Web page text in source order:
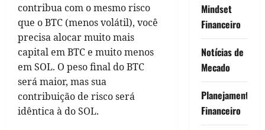
contribua com o mesmo risco
que o BTC (menos volátil), você
precisa alocar muito mais
capital em BTC e muito menos
em SOL. O peso final do BTC
será maior, mas sua
contribuição de risco será
idêntica à do SOL.
Mindset
Financeiro
Notícias de
Mecado
Planejamento
Financeiro